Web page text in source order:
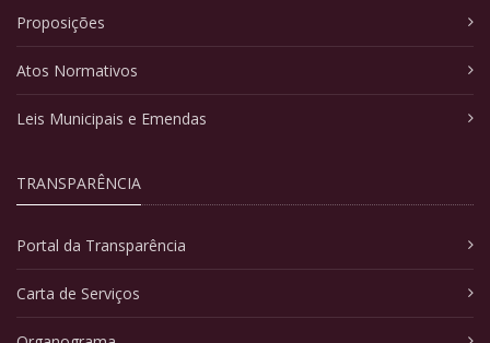
Proposições
Atos Normativos
Leis Municipais e Emendas
TRANSPARÊNCIA
Portal da Transparência
Carta de Serviços